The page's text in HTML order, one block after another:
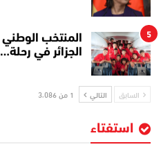
5
الجزائر في رحلة…
السابق التالي 1 من 3٬086
استفتاء